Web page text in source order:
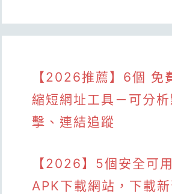
【2026推薦】6個 免
縮短網址工具－可分析
擊、連結追蹤
【2026】5個安全可
APK下載網站，下載新